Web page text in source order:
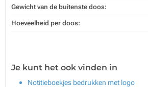
Gewicht van de buitenste doos:
Hoeveelheid per doos:
Je kunt het ook vinden in
Notitieboekjes bedrukken met logo